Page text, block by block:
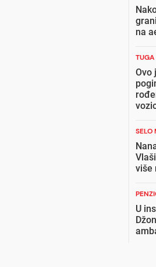
na
TUGA
Ovo
SELO
više
U